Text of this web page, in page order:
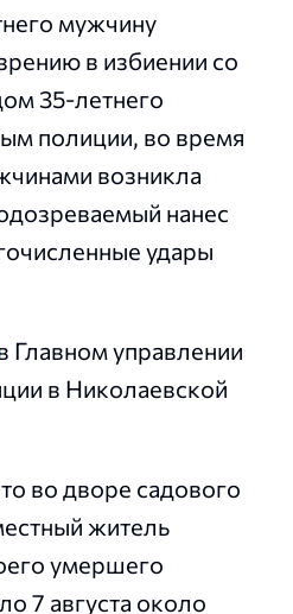
мужчину
в избиении со
35-летнего
полиции, во время
возникла
нанес
удары
Главном управлении
в Николаевской
во дворе садового
житель
умершего
7 августа около